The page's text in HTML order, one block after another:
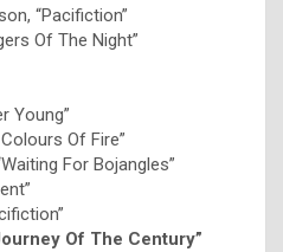
“Pacifiction”
Of The Night”
Young”
Of Fire”
For Bojangles”
Of The Century”